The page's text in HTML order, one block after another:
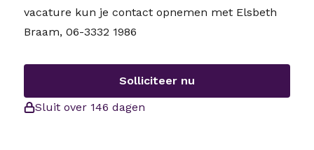
vacature kun je contact opnemen met Elsbeth
Braam, 06-3332 1986
Solliciteer nu
Sluit over 146 dagen